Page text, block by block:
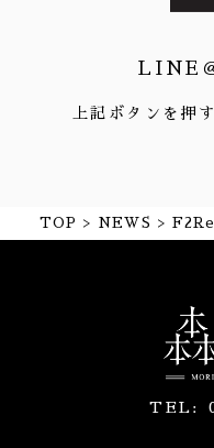
LINE
上記ボタンを押
TOP NEWS
TEL: